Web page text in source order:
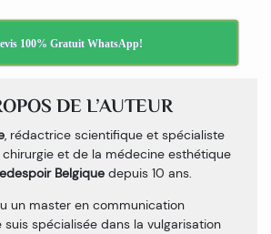
100% Gratuit WhatsApp!
DE L’AUTEUR
, rédactrice scientifique et spécialiste
et de la médecine esthétique
Belgique depuis 10 ans.
un master en communication
spécialisée dans la vulgarisation